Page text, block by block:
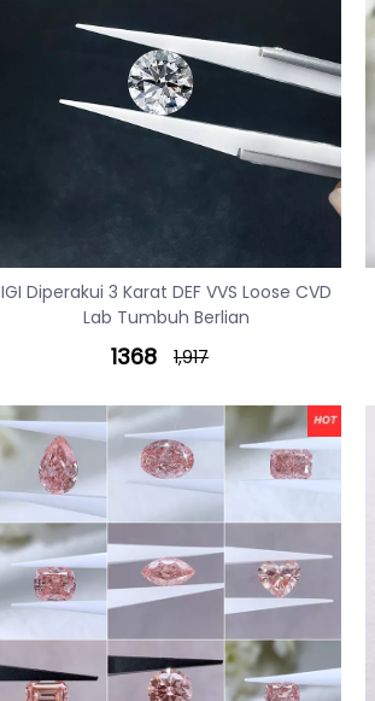
IGI Diperakui 3 Karat DEF VVS Loose CVD
Lab Tumbuh Berlian
1368 1,917